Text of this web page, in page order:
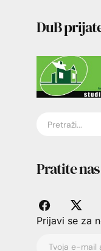
DuB
Pratite nas
Prijavi se za